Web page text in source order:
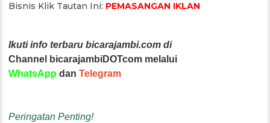
Bisnis Klik Tautan Ini: PEMASANGAN IKLAN
Ikuti info terbaru bicarajambi.com di
Channel bicarajambiDOTcom melalui
WhatsApp danTelegram
Peringatan Penting!